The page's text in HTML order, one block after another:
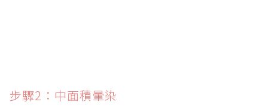
步驟2：中面積暈染